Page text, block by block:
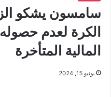
سامسون يشكو
الكرة لعدم
المالية المتأخرة
يونيو 15, 2024